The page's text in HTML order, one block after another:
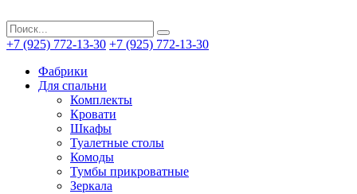
+7 (925) 772-13-30 +7 (925) 772-13-30
Фабрики
Для спальни
Комплекты
Кровати
Шкафы
Туалетные столы
Комоды
Тумбы прикроватные
Зеркала